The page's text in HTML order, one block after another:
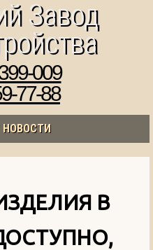
009
77-88
НОВОСТИ
В